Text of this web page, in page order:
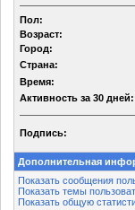
Пол:
Возраст:
Город:
Страна:
Время:
Активность за 30 дней:
Подпись:
Дополнительная
Показать сообщения
Показать темы
Показать общую